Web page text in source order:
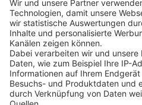
Das könnte Sie